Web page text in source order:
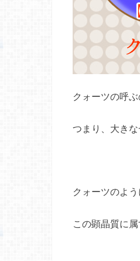
クォーツの呼
つまり、大き
クォーツのよ
この顕晶質に